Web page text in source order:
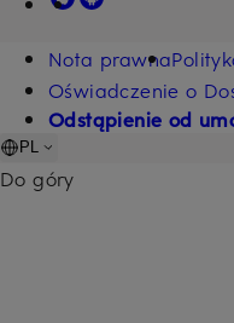
Nota prawna
Oświadczenie o
Odstąpienie od
PL
Do góry